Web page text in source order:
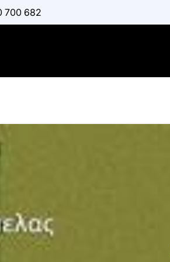
700 682